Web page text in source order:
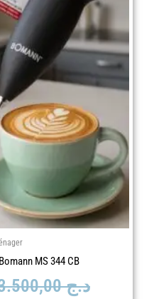
MS 344 CB
د.ج3.500,00